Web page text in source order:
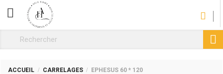
CATÉGORIE

ACCUEIL CARRELAGES EPHESUS 60 * 120